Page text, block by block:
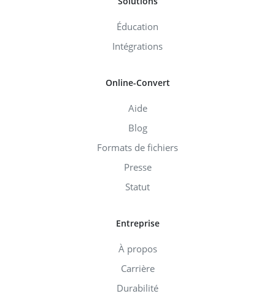
Éducation
Intégrations
Online-Convert
Aide
Blog
Formats de fichiers
Presse
Statut
Entreprise
À propos
Carrière
Durabilité